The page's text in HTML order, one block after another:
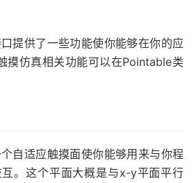
提供了一些功能使你能够在你的应
摸仿真相关功能可以在Pointable类
自适应触摸面使你能够用来与你程
。这个平面大概是与x-y平面平行